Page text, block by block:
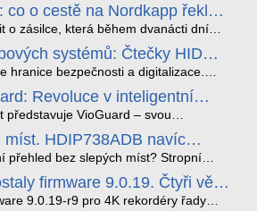
co o cestě na Nordkapp řekla
2 MAX
o zásilce, která během dvanácti dní
2 MAX jsme vzali na trasu z
Kirunu a finské Laponsko až na
dobití, v mrazu až −13 °C a mimo
není jen čára na mapě, ale
celé cesty.
systémů: Čtečky HID
hranice bezpečnosti a digitalizace.
– moderní a vysoce univerzální
Revoluce v inteligentní
přestupků
představuje VioGuard – svou
Tento systém, poháněný
umělé inteligence (AI), je navržen
nástroje pro vymáhání
zvyšoval bezpečnost na silnicích a
dopravy v moderních městech.
míst. HDIP738ADB navíc
– bez PC.
přehled bez slepých míst? Stropní
HDIP738ADB skládá obraz ze dvou
do jednoho čistého 180° záběru bez
AI detekci osob a vozidel,
firmware 9.0.19. Čtyři věci,
9.0.19-r9 pro 4K rekordéry řady